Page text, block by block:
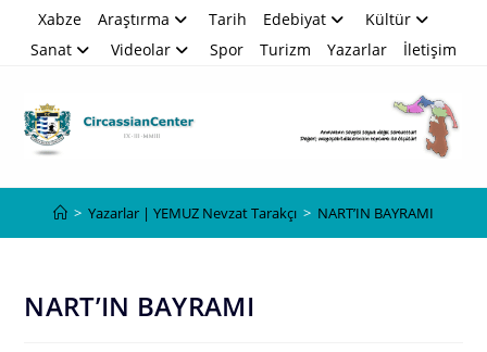
Xabze Araştırma Tarih Edebiyat
Kültür
Sanat
Videolar Spor Turizm Yazarlar İletişim
> Yazarlar | YEMUZ Nevzat Tarakçı > NART’IN BAYRAMI
NART’IN BAYRAMI